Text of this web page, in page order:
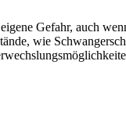
Gefahr, auch
wie